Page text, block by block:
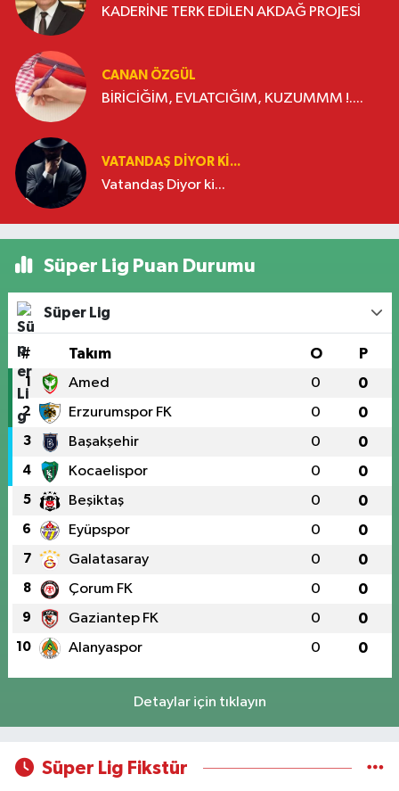
KADERİNE TERK EDİLEN AKDAĞ PROJESİ
CANAN ÖZGÜL
BİRİCİĞİM, EVLATCIĞIM, KUZUMMM !....
VATANDAŞ DIYOR KI...
Vatandaş Diyor ki...
Süper Lig Puan Durumu
Süper Lig
# Takım O P
1 Amed 0 0
2 Erzurumspor FK 0 0
3 Başakşehir 0 0
4 Kocaelispor 0 0
5 Beşiktaş 0 0
6 Eyüpspor 0 0
7 Galatasaray 0 0
8 Çorum FK 0 0
9 Gaziantep FK 0 0
10 Alanyaspor 0 0
Detaylar için tıklayın
Süper Lig Fikstür